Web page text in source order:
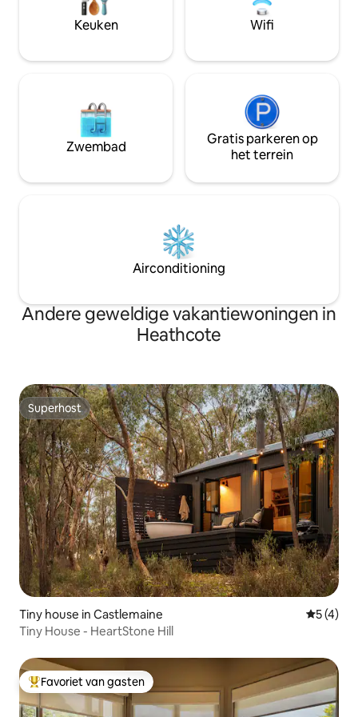
worden begroet door onze
nieuwsgierige reeks boerderijdieren,
kippen.
voeten.
Keuken Wifi
Zwembad
Gratis parkeren op
het terrein
Airconditioning
Andere geweldige vakantiewoningen in
Heathcote
Superhost
Superhost
Tiny house in Castlemaine
5 (4)
Tiny House - HeartStone Hill
Topfavoriet van gasten
Favoriet van gasten